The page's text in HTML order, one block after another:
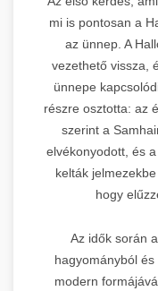
mi is pontosan a
az ünnep. A
vezethető vissza,
ünnepe
részre osztotta: az
szerint a
elvékonyodott, és
kelták
hogy
Az idők során
hagyományból
modern